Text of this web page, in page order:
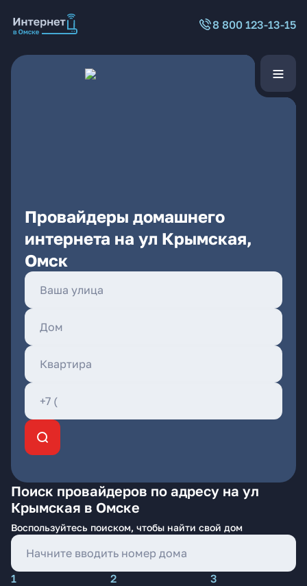
8 800 123-13-15
Провайдеры домашнего
интернета на ул Крымская,
Омск
Поиск провайдеров по адресу на ул
Крымская в Омске
Воспользуйтесь поиском, чтобы найти свой дом
1 2
3